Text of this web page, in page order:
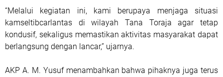
“Melalui kegiatan ini, kami berupaya menjaga situasi
kamseltibcarlantas di wilayah Tana Toraja agar tetap
kondusif, sekaligus memastikan aktivitas masyarakat dapat
berlangsung dengan lancar,” ujarnya.
AKP A. M. Yusuf menambahkan bahwa pihaknya juga terus